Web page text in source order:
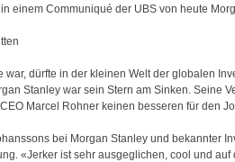
einem Communiqué der UBS von heute
war, dürfte in der kleinen Welt der globalen
Stanley war sein Stern am Sinken. Seine
Marcel Rohner keinen besseren für den
bei Morgan Stanley und bekannter
«Jerker ist sehr ausgeglichen, cool und